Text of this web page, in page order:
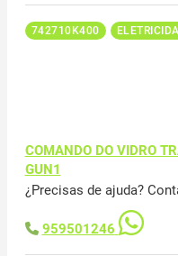
742710K400
COMANDO DO VIDRO
GUN1
¿Precisas de ajuda?
959501246